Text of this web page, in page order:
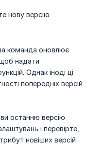
нову версію
команда оновлює
надати
Однак іноді ці
попередніх версій
останню версію
і перевірте,
новіших версій